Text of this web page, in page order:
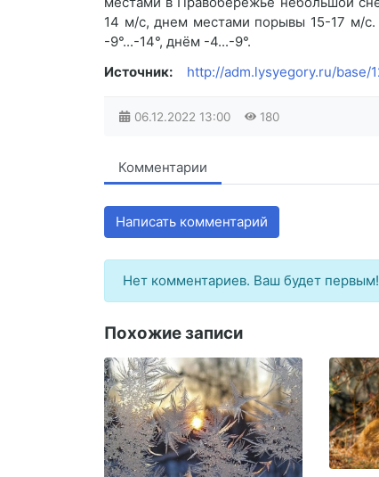
14 м/с, днем местами порывы 15-17 м/с.
-9°...-14°, днём -4...-9°.
Источник:
http://adm.lysyegory.ru/
06.12.2022 13:00 180
Комментарии
Написать комментарий
Нет комментариев. Ваш будет первым!
Похожие записи